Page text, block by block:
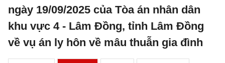
ngày 19/09/2025 của Tòa án nhân dân
khu vực 4 - Lâm Đồng, tỉnh Lâm Đồng
về vụ án ly hôn về mâu thuẫn gia đình